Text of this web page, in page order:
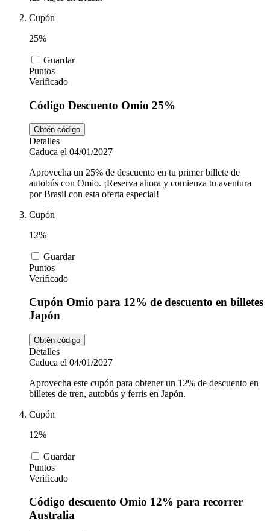
El Corte
Cupón
25%
Guardar
Puntos
Verificado
Código Descuento Omio 25%
Obtén código
Detalles
Caduca el 04/01/2027
Aprovecha un 25% de descuento en tu primer billete de
autobús con Omio. ¡Reserva ahora y comienza tu aventura
por Brasil con esta oferta especial!
Cupón
12%
Guardar
Puntos
Verificado
Cupón Omio para 12% de descuento en billetes
Japón
Obtén código
Detalles
Caduca el 04/01/2027
Aprovecha este cupón para obtener un 12% de descuento en
billetes de tren, autobús y ferris en Japón.
Cupón
12%
Guardar
Puntos
Verificado
Código descuento Omio 12% para recorrer
Australia